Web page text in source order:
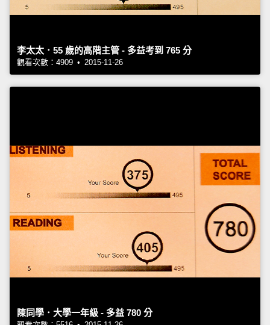
李太太．55 歲的高階主管 - 多益考到 765 分
觀看次數：4909 • 2015-11-26
陳同學．大學一年級 - 多益 780 分